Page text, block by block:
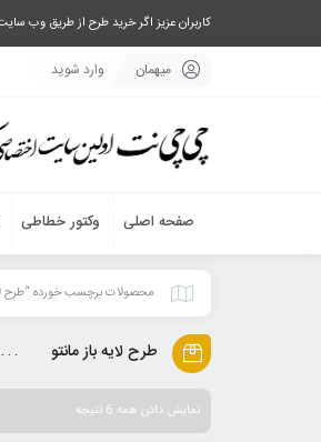
کاربران عزیز اگر خرید طرح از طریق وب سایت برای شما مقدور نیست، به شماره بله
میهمان وارد شوید
صفحه اصلی وکتور خطاطی
محصولات برچسب خورده “طرح
طرح لایه باز مانتو
نمایش دادن همه 6 نتیجه